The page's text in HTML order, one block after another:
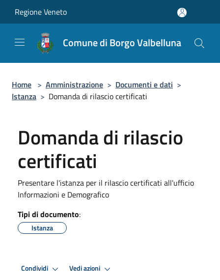
Regione Veneto
Comune di Borgo Valbelluna
Home > Amministrazione > Documenti e dati >
Istanza > Domanda di rilascio certificati
Domanda di rilascio
certificati
Presentare l'istanza per il rilascio certificati all'ufficio
Informazioni e Demografico
Tipi di documento:
Istanza
Condividi Vedi azioni